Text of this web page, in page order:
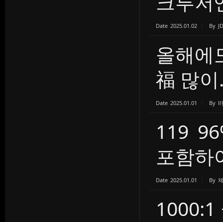
Date 2025.01.02 By JD
올해에
福 많
Date 2025.01.01 By ll
119
포함하
Date 2025.01.01 By
1000:1